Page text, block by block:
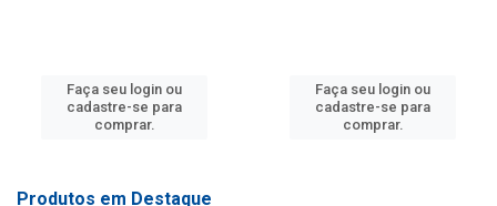
Faça seu login ou
cadastre-se para
comprar.
Faça seu login ou
cadastre-se para
comprar.
Produtos em Destaque